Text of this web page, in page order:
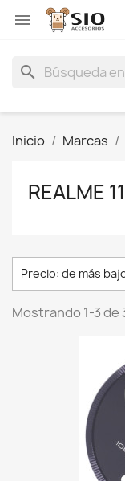

search
Inicio Marcas
REALME 11
Precio: de más
Mostrando 1-3 de